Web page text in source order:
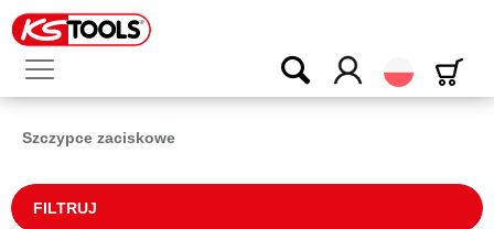
Polski
Szczypce zaciskowe
FILTRUJ